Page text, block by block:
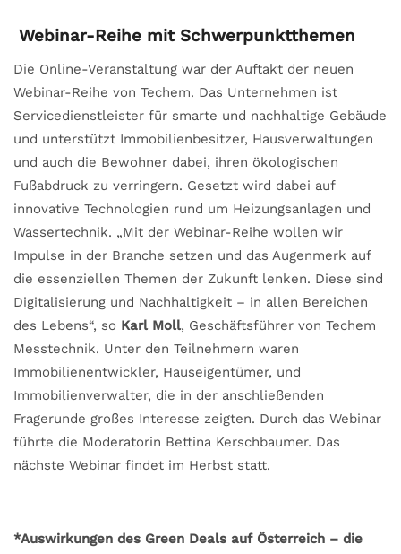
Webinar-Reihe mit Schwerpunktthemen
Die Online-Veranstaltung war der Auftakt der neuen
Webinar-Reihe von Techem. Das Unternehmen ist
Servicedienstleister für smarte und nachhaltige Gebäude
und unterstützt Immobilienbesitzer, Hausverwaltungen
und auch die Bewohner dabei, ihren ökologischen
Fußabdruck zu verringern. Gesetzt wird dabei auf
innovative Technologien rund um Heizungsanlagen und
Wassertechnik. „Mit der Webinar-Reihe wollen wir
Impulse in der Branche setzen und das Augenmerk auf
die essenziellen Themen der Zukunft lenken. Diese sind
Digitalisierung und Nachhaltigkeit – in allen Bereichen
des Lebens“, so Karl Moll, Geschäftsführer von Techem
Messtechnik. Unter den Teilnehmern waren
Immobilienentwickler, Hauseigentümer, und
Immobilienverwalter, die in der anschließenden
Fragerunde großes Interesse zeigten. Durch das Webinar
führte die Moderatorin Bettina Kerschbaumer. Das
nächste Webinar findet im Herbst statt.
*Auswirkungen des Green Deals auf Österreich – die